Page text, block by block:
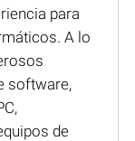
para
A lo
software,
de